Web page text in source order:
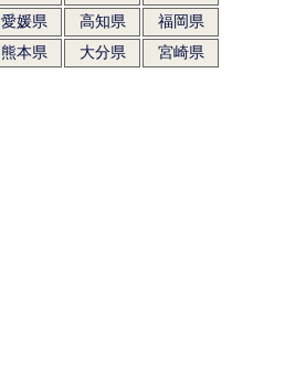
愛媛県 高知県
福岡県
熊本県 大分県
宮崎県